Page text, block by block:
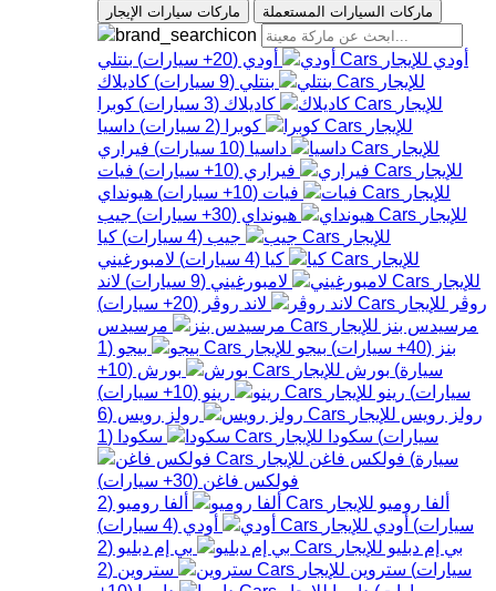
ماركات سيارات الإيجار ماركات السيارات المستعملة
أودي أودي (
20+ سيارات) بنتلي
بنتلي (
9 سيارات) كاديلاك
كاديلاك (
3 سيارات) كوبرا
كوبرا (
2 سيارات) داسيا
داسيا (
10 سيارات) فيراري
فيراري (
10+ سيارات) فيات
فيات (
10+ سيارات) هيونداي
هيونداي (
30+ سيارات) جيب
جيب (
4 سيارات) كيا
كيا (
4 سيارات) لامبورغيني
لامبورغيني (
9 سيارات) لاند
روڤر
لاند روڤر (
20+ سيارات)
مرسيدس بنز
مرسيدس
بنز (
40+ سيارات) بيجو بيجو (
1
سيارة) بورش بورش (
10+
سيارات) رينو رينو (
10+ سيارات)
رولز رويس
رولز رويس (
6
سيارات) سكودا سكودا (
1
سيارة) فولكس فاغن
فولكس فاغن (
30+ سيارات)
ألفا روميو
ألفا روميو (
2
سيارات) أودي أودي (
4 سيارات)
بي إم دبليو
بي إم دبليو (
2
سيارات) ستروين ستروين (
2